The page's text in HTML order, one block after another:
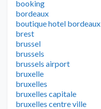
booking
bordeaux
boutique hotel bordeaux
brest
brussel
brussels
brussels airport
bruxelle
bruxelles
bruxelles capitale
bruxelles centre ville